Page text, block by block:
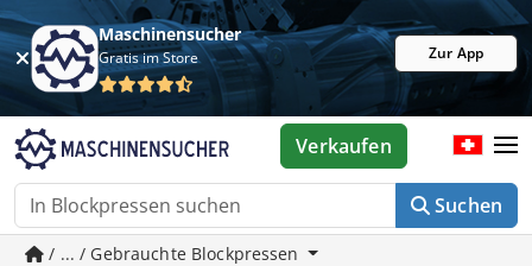
Maschinensucher
Gratis im Store Zur App
Suchen
Verkaufen
/ ... / Gebrauchte Blockpressen